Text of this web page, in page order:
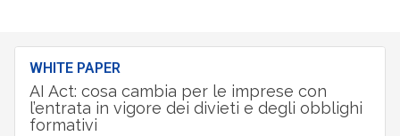
WHITE PAPER
AI Act: cosa cambia per le imprese con
l’entrata in vigore dei divieti e degli obblighi
formativi